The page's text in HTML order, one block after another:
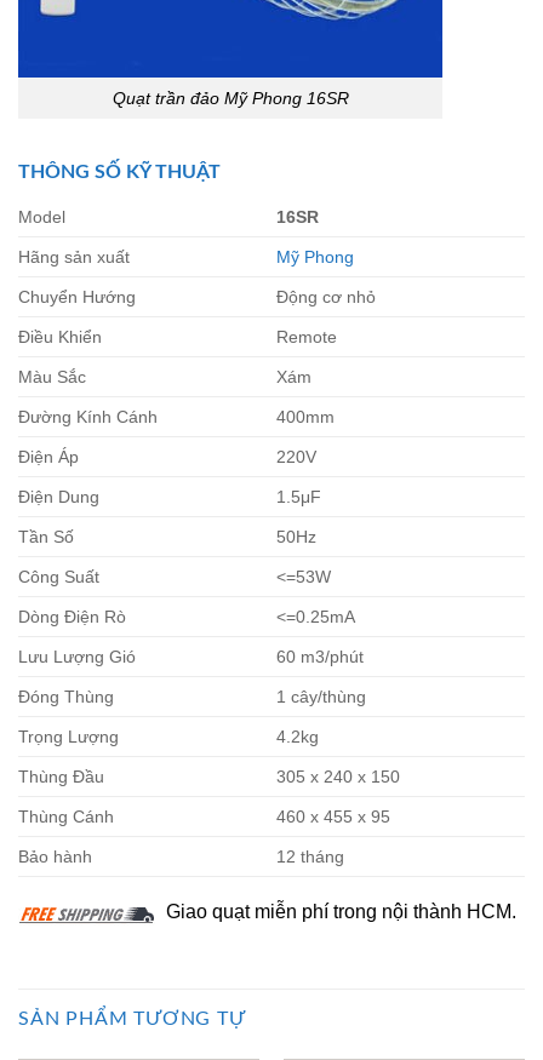
Quạt trần đảo Mỹ Phong 16SR
THÔNG SỐ KỸ THUẬT
Model 16SR
Hãng sản xuất Mỹ Phong
Chuyển Hướng Động cơ nhỏ
Điều Khiển Remote
Màu Sắc Xám
Đường Kính Cánh 400mm
Điện Áp 220V
Điện Dung 1.5μF
Tần Số 50Hz
Công Suất <=53W
Dòng Điện Rò <=0.25mA
Lưu Lượng Gió 60 m3/phút
Đóng Thùng 1 cây/thùng
Trọng Lượng 4.2kg
Thùng Đầu 305 x 240 x 150
Thùng Cánh 460 x 455 x 95
Bảo hành 12 tháng
Giao quạt miễn phí trong nội thành HCM.
SẢN PHẨM TƯƠNG TỰ